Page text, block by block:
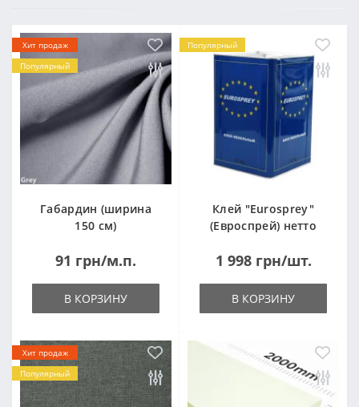
Хит продаж
Популярный
Габардин (ширина
150 см)
91 грн/м.п.
В КОРЗИНУ
Популярный
Клей "Eurosprey"
(Евроспрей) нетто
1 998 грн/шт.
В КОРЗИНУ
Хит продаж
Популярный